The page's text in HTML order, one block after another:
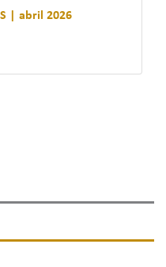
| abril 2026